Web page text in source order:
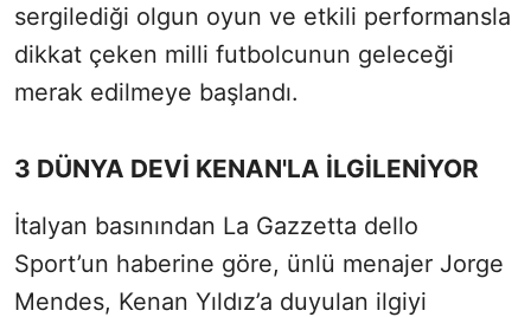
sergilediği olgun oyun ve etkili performansla
dikkat çeken milli futbolcunun geleceği
merak edilmeye başlandı.
3 DÜNYA DEVİ KENAN'LA İLGİLENİYOR
İtalyan basınından La Gazzetta dello
Sport’un haberine göre, ünlü menajer Jorge
Mendes, Kenan Yıldız’a duyulan ilgiyi